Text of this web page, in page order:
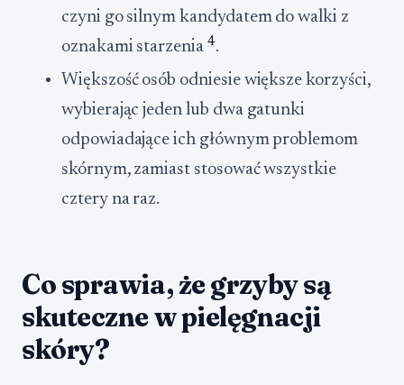
czyni go silnym kandydatem do walki z
oznakami starzenia 4.
Większość osób odniesie większe korzyści,
wybierając jeden lub dwa gatunki
odpowiadające ich głównym problemom
skórnym, zamiast stosować wszystkie
cztery na raz.
Co sprawia, że grzyby są
skuteczne w pielęgnacji
skóry?